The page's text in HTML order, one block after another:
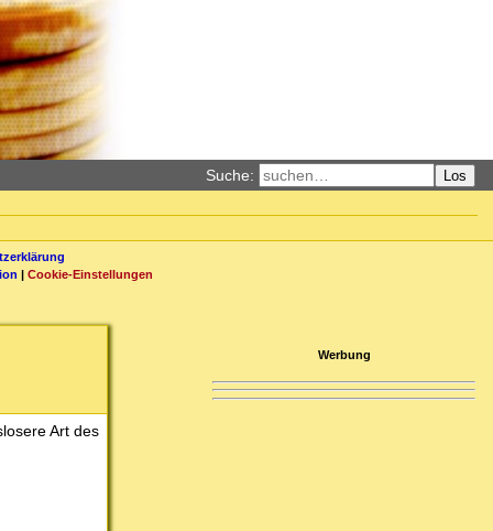
Suche: Los
| Cookie-Einstellungen
Art des
Werbung